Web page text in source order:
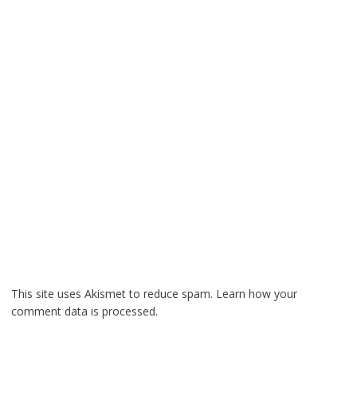
This site uses Akismet to reduce spam. Learn how your
comment data is processed.